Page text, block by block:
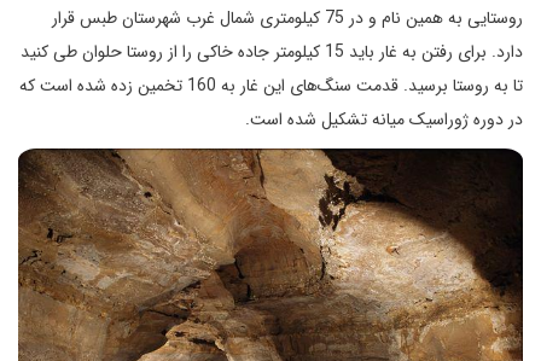
روستایی به همین نام و در 75 کیلومتری شمال غرب شهرستان طبس قرار
دارد. برای رفتن به غار باید 15 کیلومتر جاده خاکی را از روستا حلوان طی کنید
تا به روستا برسید. قدمت سنگ‌های این غار به 160 تخمین زده شده است که
در دوره ژوراسیک میانه تشکیل شده است.